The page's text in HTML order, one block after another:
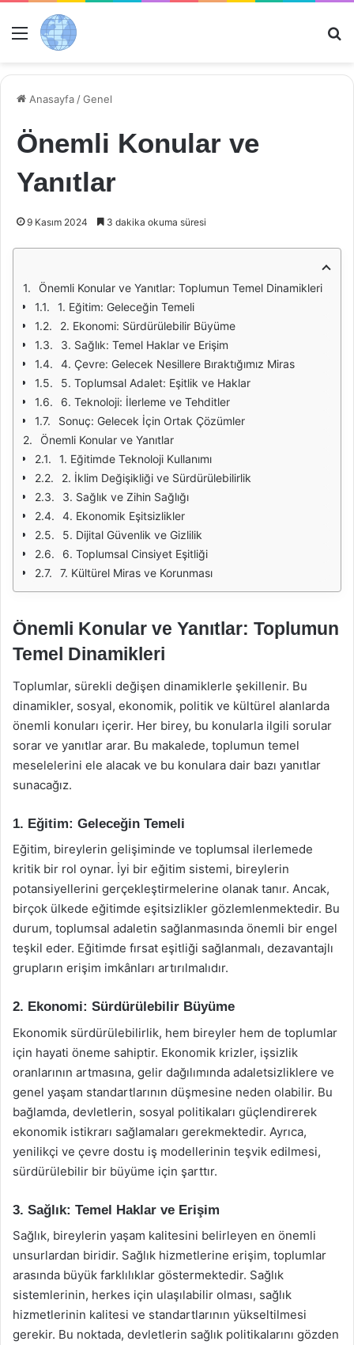
Menü
Anasayfa /Genel
Önemli Konular ve
Yanıtlar
9 Kasım 2024 3 dakika okuma süresi
Önemli Konular ve Yanıtlar: Toplumun Temel Dinamikleri
1. Eğitim: Geleceğin Temeli
2. Ekonomi: Sürdürülebilir Büyüme
3. Sağlık: Temel Haklar ve Erişim
4. Çevre: Gelecek Nesillere Bıraktığımız Miras
5. Toplumsal Adalet: Eşitlik ve Haklar
6. Teknoloji: İlerleme ve Tehditler
Sonuç: Gelecek İçin Ortak Çözümler
Önemli Konular ve Yanıtlar
1. Eğitimde Teknoloji Kullanımı
2. İklim Değişikliği ve Sürdürülebilirlik
3. Sağlık ve Zihin Sağlığı
4. Ekonomik Eşitsizlikler
5. Dijital Güvenlik ve Gizlilik
6. Toplumsal Cinsiyet Eşitliği
7. Kültürel Miras ve Korunması
Önemli Konular ve Yanıtlar: Toplumun
Temel Dinamikleri
Toplumlar, sürekli değişen dinamiklerle şekillenir. Bu
dinamikler, sosyal, ekonomik, politik ve kültürel alanlarda
önemli konuları içerir. Her birey, bu konularla ilgili sorular
sorar ve yanıtlar arar. Bu makalede, toplumun temel
meselelerini ele alacak ve bu konulara dair bazı yanıtlar
sunacağız.
1. Eğitim: Geleceğin Temeli
Eğitim, bireylerin gelişiminde ve toplumsal ilerlemede
kritik bir rol oynar. İyi bir eğitim sistemi, bireylerin
potansiyellerini gerçekleştirmelerine olanak tanır. Ancak,
birçok ülkede eğitimde eşitsizlikler gözlemlenmektedir. Bu
durum, toplumsal adaletin sağlanmasında önemli bir engel
teşkil eder. Eğitimde fırsat eşitliği sağlanmalı, dezavantajlı
grupların erişim imkânları artırılmalıdır.
2. Ekonomi: Sürdürülebilir Büyüme
Ekonomik sürdürülebilirlik, hem bireyler hem de toplumlar
için hayati öneme sahiptir. Ekonomik krizler, işsizlik
oranlarının artmasına, gelir dağılımında adaletsizliklere ve
genel yaşam standartlarının düşmesine neden olabilir. Bu
bağlamda, devletlerin, sosyal politikaları güçlendirerek
ekonomik istikrarı sağlamaları gerekmektedir. Ayrıca,
yenilikçi ve çevre dostu iş modellerinin teşvik edilmesi,
sürdürülebilir bir büyüme için şarttır.
3. Sağlık: Temel Haklar ve Erişim
Sağlık, bireylerin yaşam kalitesini belirleyen en önemli
unsurlardan biridir. Sağlık hizmetlerine erişim, toplumlar
arasında büyük farklılıklar göstermektedir. Sağlık
sistemlerinin, herkes için ulaşılabilir olması, sağlık
hizmetlerinin kalitesi ve standartlarının yükseltilmesi
gerekir. Bu noktada, devletlerin sağlık politikalarını gözden